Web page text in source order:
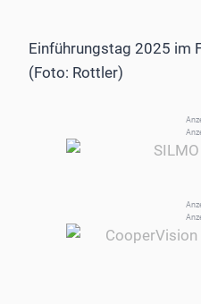
Einführungstag 2025 im
(Foto: Rottler)